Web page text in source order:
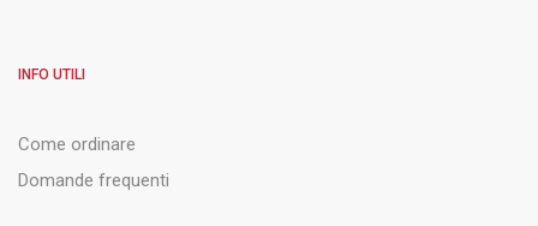
INFO UTILI
Come ordinare
Domande frequenti